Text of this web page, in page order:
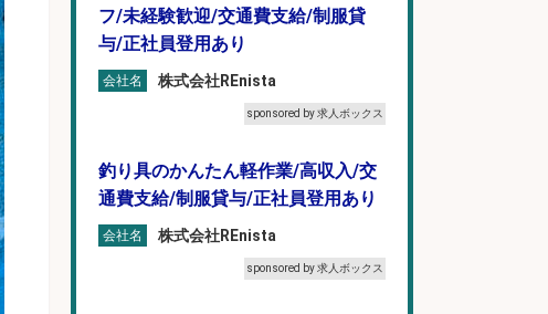
フ/未経験歓迎/交通費支給/制服貸
与/正社員登用あり
会社名 株式会社REnista
sponsored by 求人ボックス
釣り具のかんたん軽作業/高収入/交
通費支給/制服貸与/正社員登用あり
会社名 株式会社REnista
sponsored by 求人ボックス